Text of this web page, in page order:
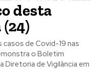
desta
de Covid-19 nas
o Boletim
Diretoria de Vigilância em